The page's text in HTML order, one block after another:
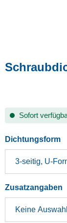
Sofort
Dichtungsform
Zusatzangaben